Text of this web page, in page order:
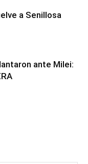
a Senillosa
ante Milei: